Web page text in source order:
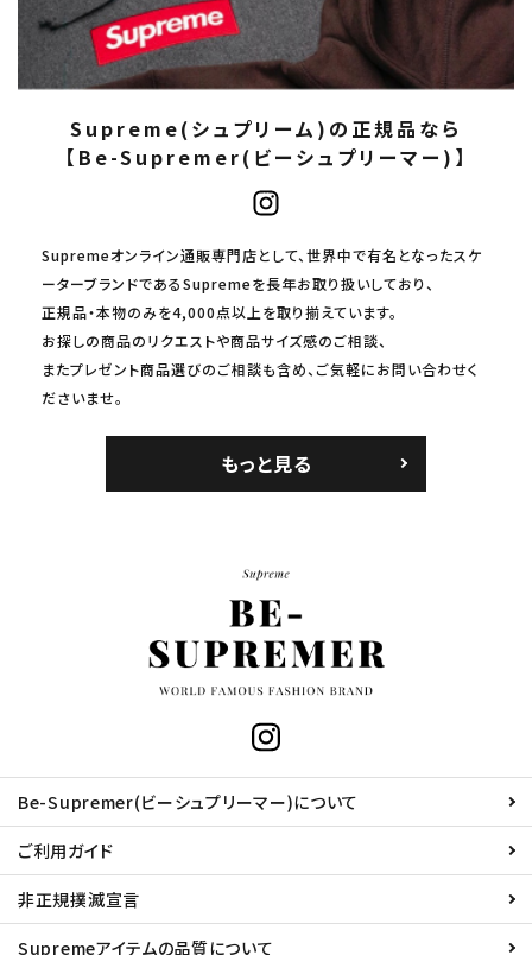
Supreme(シュプリーム)の正規品なら
【Be-Supremer(ビーシュプリーマー)】
Supremeオンライン通販専門店として、世界中で有名となったスケ
ーターブランドであるSupremeを長年お取り扱いしており、
正規品・本物のみを4,000点以上を取り揃えています。
お探しの商品のリクエストや商品サイズ感のご相談、
またプレゼント商品選びのご相談も含め、ご気軽にお問い合わせく
ださいませ。
もっと見る
Be-Supremer(ビーシュプリーマー)について
ご利用ガイド
非正規撲滅宣言
Supremeアイテムの品質について